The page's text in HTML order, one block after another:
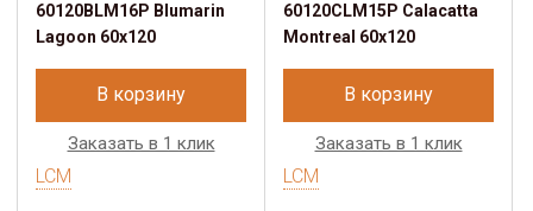
60120BLM16P Blumarin
Lagoon 60x120
В корзину
Заказать в 1 клик
LCM
60120CLM15P Calacatta
Montreal 60x120
В корзину
Заказать в 1 клик
LCM